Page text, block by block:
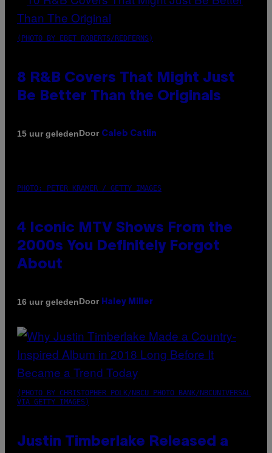
(PHOTO BY EBET ROBERTS/REDFERNS)
8 R&B Covers That Might Just
Be Better Than the Originals
15 uur geledenDoor Caleb Catlin
PHOTO: PETER KRAMER / GETTY IMAGES
4 Iconic MTV Shows From the
2000s You Definitely Forgot
About
16 uur geledenDoor Haley Miller
(PHOTO BY CHRISTOPHER POLK/NBCU PHOTO BANK/NBCUNIVERSAL
VIA GETTY IMAGES)
Justin Timberlake Released a